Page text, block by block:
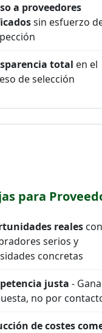
a proveedores
sin esfuerzo
total en el
de selección
para
reales con
serios y
concretas
justa -
no por
de costes